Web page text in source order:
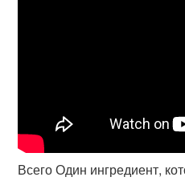
Всего Один ингредиент,